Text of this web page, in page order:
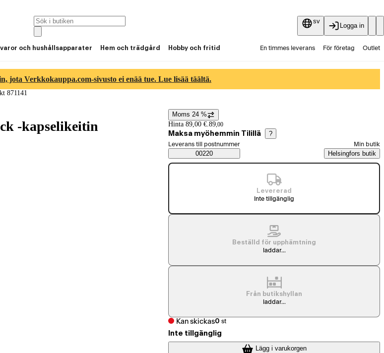
sv
Logga in
och hushållsapparater Hem och trädgård Hobby och fritid En timmes leverans För företag Outlet
jota Verkkokauppa.com-sivusto ei enää tue. Lue lisää täältä.
871141
-kapselikeitin Prisinformation
Moms 24 %
Hinta 89,00 €.89,00
Maksa myöhemmin Tilillä ?
Saatavuustiedot
Välj beställningssätt
Leverans till postnummer
00220
Min butik
Helsingfors butik
Levererad
Inte tillgänglig
Beställd för upphämtning
laddar...
Från butikshyllan
laddar...
Kan skickas0 st
Inte tillgänglig
Lägg i varukorgen